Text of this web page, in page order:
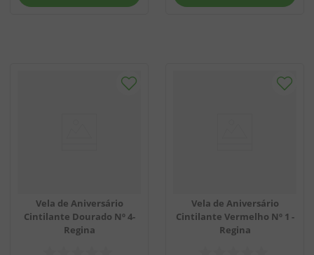
Vela de Aniversário
Cintilante Dourado Nº 4-
Regina
Vela de Aniversário
Cintilante Vermelho Nº 1 -
Regina